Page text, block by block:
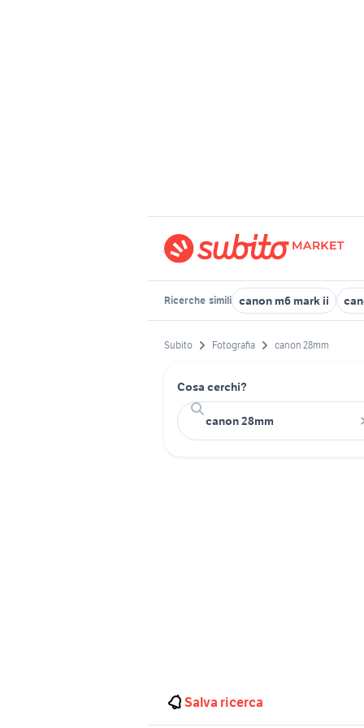
Ricerche simili canon m6 mark ii
Subito Fotografia canon 28mm
Cosa cerchi?
Salva ricerca